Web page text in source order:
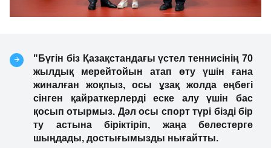
"Бүгін біз Қазақстандағы үстел теннисінің 70
жылдық мерейтойын атап өту үшін ғана
жиналған жоқпыз, осы ұзақ жолда еңбегі
сінген қайраткерлерді еске алу үшін бас
қосып отырмыз. Дәл осы спорт түрі бізді бір
ту астына біріктіріп, жаңа белестерге
шыңдады, достығымызды нығайтты.